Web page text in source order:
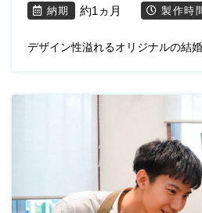
納期 約1ヵ月 製作時
デザイン性溢れるオリジナルの結